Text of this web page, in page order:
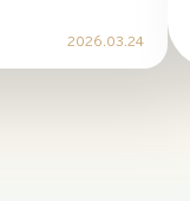
2026.03.24